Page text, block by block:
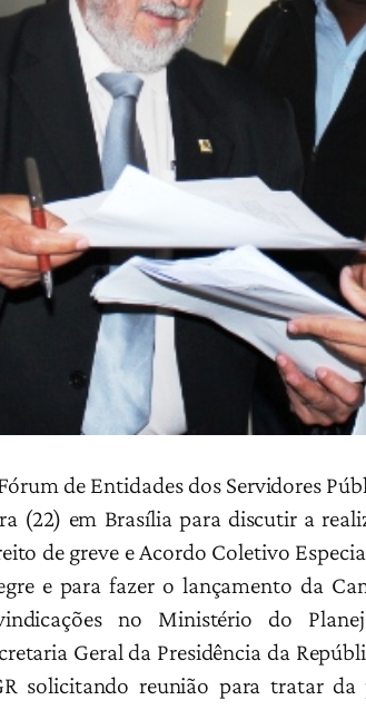
de Entidades dos Servidores
(22) em Brasília para discutir a
de greve e Acordo Coletivo
e para fazer o lançamento da
no Ministério do
Geral da Presidência da
solicitando reunião para tratar